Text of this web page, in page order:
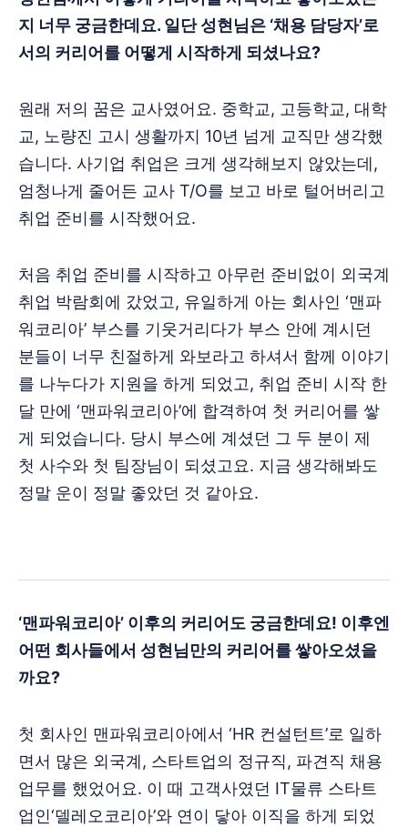
지 너무 궁금한데요. 일단 성현님은 ‘채용 담당자’로
서의 커리어를 어떻게 시작하게 되셨나요?
원래 저의 꿈은 교사였어요. 중학교, 고등학교, 대학
교, 노량진 고시 생활까지 10년 넘게 교직만 생각했
습니다. 사기업 취업은 크게 생각해보지 않았는데,
엄청나게 줄어든 교사 T/O를 보고 바로 털어버리고
취업 준비를 시작했어요.
처음 취업 준비를 시작하고 아무런 준비없이 외국계
취업 박람회에 갔었고, 유일하게 아는 회사인 ‘맨파
워코리아’ 부스를 기웃거리다가 부스 안에 계시던
분들이 너무 친절하게 와보라고 하셔서 함께 이야기
를 나누다가 지원을 하게 되었고, 취업 준비 시작 한
달 만에 ‘맨파워코리아’에 합격하여 첫 커리어를 쌓
게 되었습니다. 당시 부스에 계셨던 그 두 분이 제
첫 사수와 첫 팀장님이 되셨고요. 지금 생각해봐도
정말 운이 정말 좋았던 것 같아요.
‘맨파워코리아’ 이후의 커리어도 궁금한데요! 이후엔
어떤 회사들에서 성현님만의 커리어를 쌓아오셨을
까요?
첫 회사인 맨파워코리아에서 ‘HR 컨설턴트’로 일하
면서 많은 외국계, 스타트업의 정규직, 파견직 채용
업무를 했었어요. 이 때 고객사였던 IT물류 스타트
업인‘델레오코리아’와 연이 닿아 이직을 하게 되었